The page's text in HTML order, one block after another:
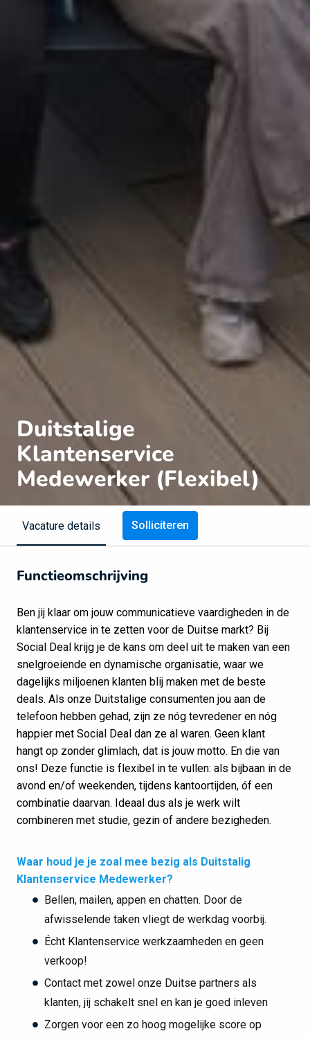
Duitstalige
Klantenservice
Medewerker (Flexibel)
Vacature details Solliciteren
Functieomschrijving
Ben jij klaar om jouw communicatieve vaardigheden in de
klantenservice in te zetten voor de Duitse markt? Bij
Social Deal krijg je de kans om deel uit te maken van een
snelgroeiende en dynamische organisatie, waar we
dagelijks miljoenen klanten blij maken met de beste
deals. Als onze Duitstalige consumenten jou aan de
telefoon hebben gehad, zijn ze nóg tevredener en nóg
happier met Social Deal dan ze al waren. Geen klant
hangt op zonder glimlach, dat is jouw motto. En die van
ons! Deze functie is flexibel in te vullen: als bijbaan in de
avond en/of weekenden, tijdens kantoortijden, óf een
combinatie daarvan. Ideaal dus als je werk wilt
combineren met studie, gezin of andere bezigheden.
Waar houd je je zoal mee bezig als Duitstalig
Klantenservice Medewerker?
Bellen, mailen, appen en chatten. Door de
afwisselende taken vliegt de werkdag voorbij.
Écht Klantenservice werkzaamheden en geen
verkoop!
Contact met zowel onze Duitse partners als
klanten, jij schakelt snel en kan je goed inleven
Zorgen voor een zo hoog mogelijke score op